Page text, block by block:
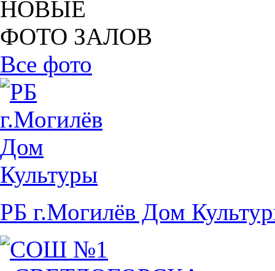
НОВЫЕ
ФОТО ЗАЛОВ
Все фото
РБ г.Могилёв Дом